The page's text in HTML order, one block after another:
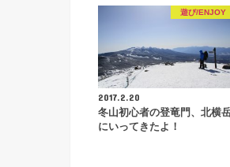
遊び/ENJOY
2017.2.20
冬山初心者の登竜門、北横
にいってきたよ！